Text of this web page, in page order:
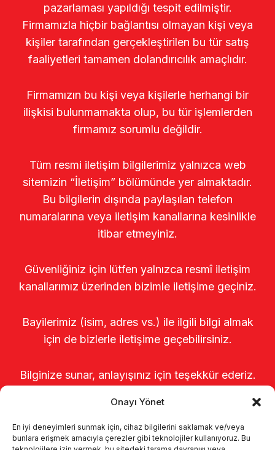
Onayı Yönet
En iyi deneyimleri sunmak için, cihaz bilgilerini saklamak ve/veya
bunlara erişmek amacıyla çerezler gibi teknolojiler kullanıyoruz. Bu
pazarlaması yapıldığı tespit edilmiştir.
Firmamızla hiçbir bağlantısı olmayan kişi veya
kişiler tarafından gerçekleştirilen bu tür satış
faaliyetleri tamamen dolandırıcılık amaçlıdır.
Firmamızın bu kişi veya kişilerle herhangi bir
ilişkisi bulunmamakta olup, bu tür işlemlerden
firmamız sorumlu değildir.
Tüm resmi iletişim bilgilerimiz yalnızca web
sitemizin “İletişim” bölümünde yer almaktadır.
Bu bilgilerin dışında paylaşılan telefon
numaralarına veya iletişim kanallarına kesinlikle
itibar etmeyiniz.
Güvenliğiniz için lütfen yalnızca resmî iletişim
kanallarımız üzerinden bizimle iletişime geçiniz.
Bayilerimiz (isim, adres vs.) ile ilgili bilgi almak
için de bizlerle iletişime geçebilirsiniz.
Bilginize sunar, anlayışınız için teşekkür ederiz.